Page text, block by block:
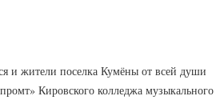
и жители поселка Кумёны от всей души
Кировского колледжа музыкального